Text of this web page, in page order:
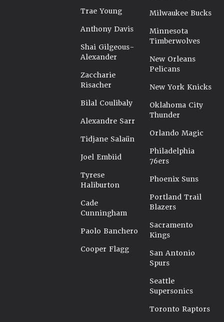
Trae Young
Anthony Davis
Shai Gilgeous-
Alexander
Zaccharie
Risacher
Bilal Coulibaly
Alexandre Sarr
Tidjane Salaün
Joel Embiid
Tyrese
Haliburton
Cade
Cunningham
Paolo Banchero
Cooper Flagg
Milwaukee Bucks
Minnesota
Timberwolves
New Orleans
Pelicans
New York Knicks
Oklahoma City
Thunder
Orlando Magic
Philadelphia
76ers
Phoenix Suns
Portland Trail
Blazers
Sacramento
Kings
San Antonio
Spurs
Seattle
Supersonics
Toronto Raptors